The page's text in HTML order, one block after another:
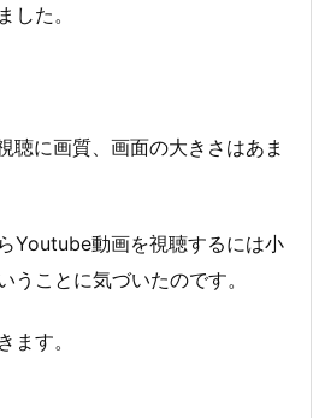
した。
聴に画質、画面の大きさはあま
Youtube動画を視聴するには小
うことに気づいたのです。
ます。